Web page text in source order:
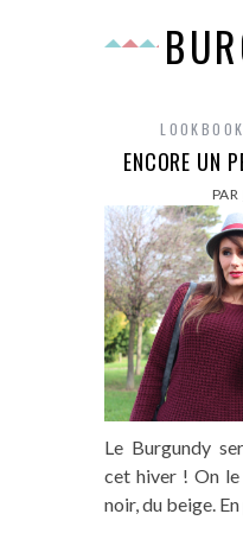
LOOKBOOK
ENCORE UN
PAR
Le Burgundy
cet hiver ! On
noir, du beige.